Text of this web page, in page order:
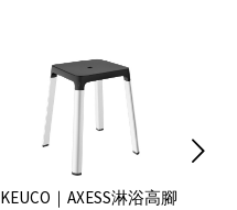
KEUCO｜AXESS淋浴高腳